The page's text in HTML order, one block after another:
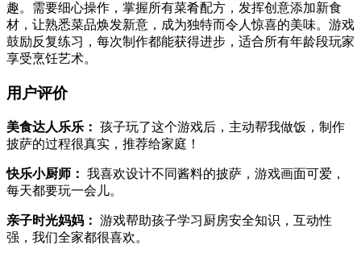
趣。需要细心操作，掌握所有菜肴配方，发挥创意添加新食
材，让熟悉菜品焕发新意，成为独特而令人惊喜的美味。游戏
鼓励反复练习，每次制作都能获得进步，适合所有年龄段玩家
享受烹饪艺术。
用户评价
美食达人乐乐： 孩子玩了这个游戏后，主动帮我做饭，制作
披萨的过程很真实，推荐给家庭！
快乐小厨师： 我喜欢设计不同酱料的披萨，游戏画面可爱，
每天都要玩一会儿。
亲子时光妈妈： 游戏帮助孩子学习厨房安全知识，互动性
强，我们全家都很喜欢。